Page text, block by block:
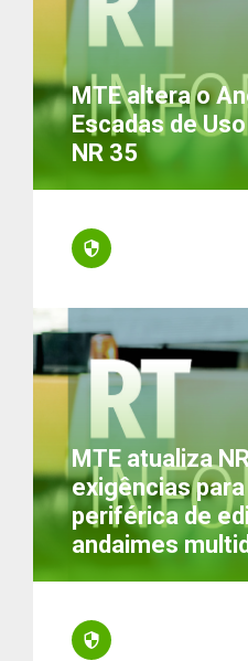
MTE altera o
Escadas de
NR 35
MTE atualiza
exigências
periférica de
andaimes